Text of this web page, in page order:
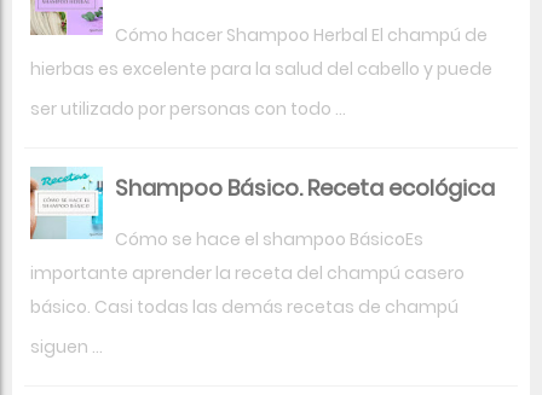
Cómo hacer Shampoo Herbal El champú de
hierbas es excelente para la salud del cabello y puede
ser utilizado por personas con todo ...
Shampoo Básico. Receta ecológica
Cómo se hace el shampoo BásicoEs
importante aprender la receta del champú casero
básico. Casi todas las demás recetas de champú
siguen ...